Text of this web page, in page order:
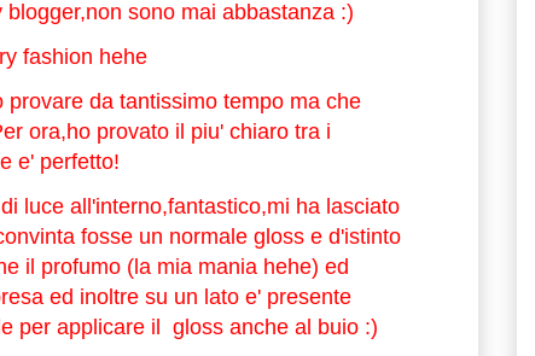
blogger,non sono mai abbastanza :)
fashion hehe
provare da tantissimo tempo ma che
ora,ho provato il piu' chiaro tra i
e' perfetto!
luce all'interno,fantastico,mi ha lasciato
fosse un normale gloss e d'istinto
il profumo (la mia mania hehe) ed
ed inoltre su un lato e' presente
per applicare il gloss anche al buio :)